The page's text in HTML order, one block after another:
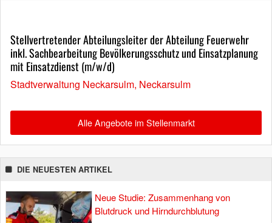
Stellvertretender Abteilungsleiter der Abteilung Feuerwehr
inkl. Sachbearbeitung Bevölkerungsschutz und Einsatzplanung
mit Einsatzdienst (m/w/d)
Stadtverwaltung Neckarsulm, Neckarsulm
Alle Angebote im Stellenmarkt
DIE NEUESTEN ARTIKEL
Neue Studie: Zusammenhang von
Blutdruck und Hirndurchblutung